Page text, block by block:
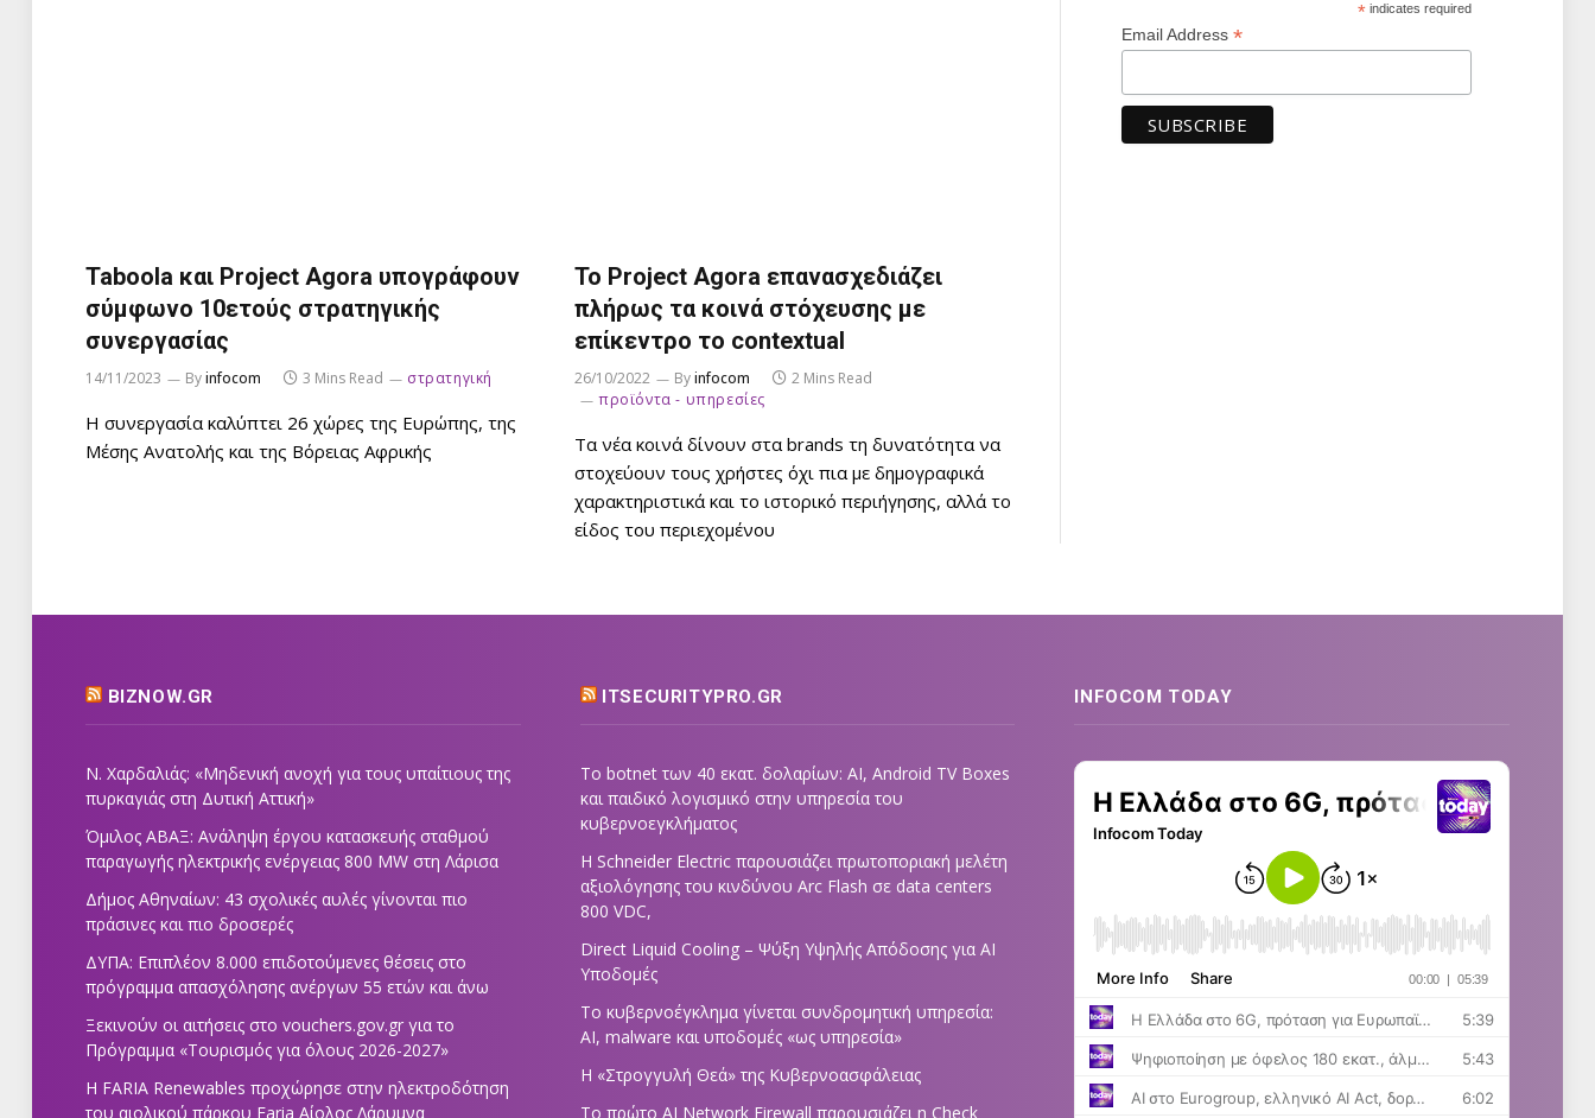
Taboola και Project Agora υπογράφουν
σύμφωνο 10ετούς στρατηγικής
συνεργασίας
14/11/2023 Byinfocom 3 Mins Read στρατηγική
Η συνεργασία καλύπτει 26 χώρες της Ευρώπης, της
Μέσης Ανατολής και της Βόρειας Αφρικής
Το Project Agora επανασχεδιάζει
πλήρως τα κοινά στόχευσης με
επίκεντρο το contextual
26/10/2022 Byinfocom
2 Mins Read
προϊόντα - υπηρεσίες
Τα νέα κοινά δίνουν στα brands τη δυνατότητα να
στοχεύουν τους χρήστες όχι πια με δημογραφικά
χαρακτηριστικά και το ιστορικό περιήγησης, αλλά το
είδος του περιεχομένου
*indicates required
Email Address *
BIZNOW.GR
Ν. Χαρδαλιάς: «Μηδενική ανοχή για τους υπαίτιους της
πυρκαγιάς στη Δυτική Αττική»
Όμιλος ΑΒΑΞ: Ανάληψη έργου κατασκευής σταθμού
παραγωγής ηλεκτρικής ενέργειας 800 ΜW στη Λάρισα
Δήμος Αθηναίων: 43 σχολικές αυλές γίνονται πιο
πράσινες και πιο δροσερές
ΔΥΠΑ: Επιπλέον 8.000 επιδοτούμενες θέσεις στο
πρόγραμμα απασχόλησης ανέργων 55 ετών και άνω
Ξεκινούν οι αιτήσεις στο vouchers.gov.gr για το
Πρόγραμμα «Τουρισμός για όλους 2026-2027»
Η FARIA Renewables προχώρησε στην ηλεκτροδότηση
του αιολικού πάρκου Faria Αίολος Λάρυμνα
ITSECURITYPRO.GR
Το botnet των 40 εκατ. δολαρίων: AI, Android TV Boxes
και παιδικό λογισμικό στην υπηρεσία του
κυβερνοεγκλήματος
Η Schneider Electric παρουσιάζει πρωτοποριακή μελέτη
αξιολόγησης του κινδύνου Arc Flash σε data centers
800 VDC,
Direct Liquid Cooling – Ψύξη Υψηλής Απόδοσης για AI
Υποδομές
Το κυβερνοέγκλημα γίνεται συνδρομητική υπηρεσία:
AI, malware και υποδομές «ως υπηρεσία»
Η «Στρογγυλή Θεά» της Κυβερνοασφάλειας
Tο πρώτο AI Network Firewall παρουσιάζει η Check
INFOCOM TODAY